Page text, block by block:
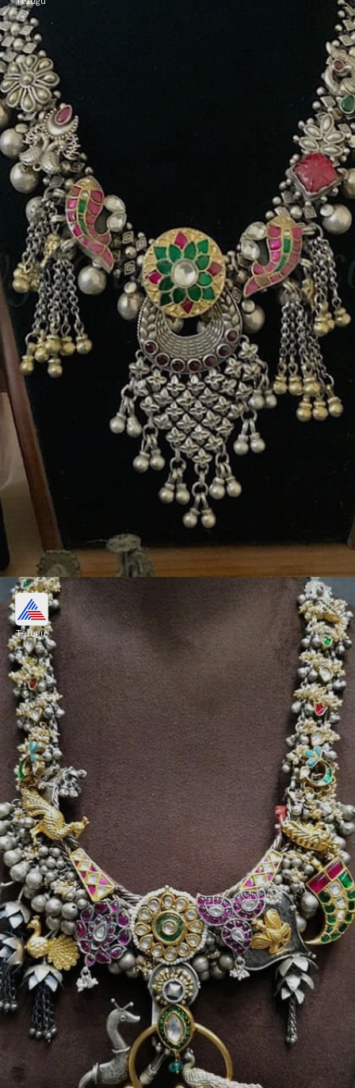
మీనాకారి సిల్వర్ నెక్లెస్
సిల్వర్ నెక్లెస్‌లు ఈ రోజుల్లో ఫుల్ ట్రెండింగ్‌లో ఉన్నాయి.
పువ్వులు, మువ్వలు, రాళ్లతో ఉన్న ఇలాంటి డిజైన్ చాలా
అట్రాక్టివ్‌గా ఉంటుంది. ఎవ్వరికైనా ఇట్టే నచ్చుతుంది.
Image credits: pinterest
Telugu